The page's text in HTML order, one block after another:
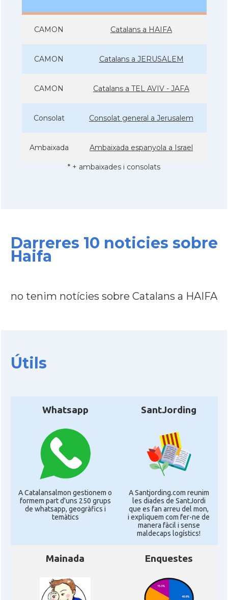
CAMON Catalans a HAIFA
CAMON Catalans a JERUSALEM
CAMON Catalans a TEL AVIV - JAFA
Consolat Consolat general a Jerusalem
Ambaixada Ambaixada espanyola a Israel
* + ambaixades i consolats
Darreres 10 noticies sobre
Haifa
no tenim notícies sobre Catalans a HAIFA
Útils
Whatsapp
A Catalansalmon gestionem o
formem part d'uns 250 grups
de whatsapp, geogràfics i
temàtics
SantJording
A Santjording.com reunim
les diades de SantJordi
que es fan arreu del mon,
i expliquem com fer-ne de
manera fàcil i sense
maldecaps logí­stics!
Mainada Enquestes